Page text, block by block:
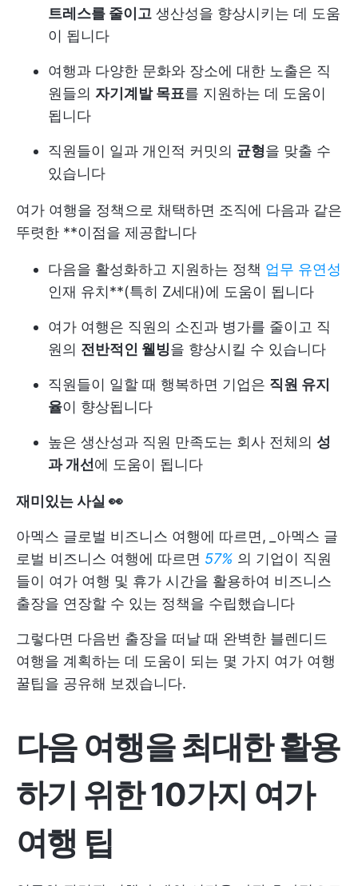
트레스를 줄이고 생산성을 향상시키는 데 도움
이 됩니다
여행과 다양한 문화와 장소에 대한 노출은 직
원들의 자기계발 목표를 지원하는 데 도움이
됩니다
직원들이 일과 개인적 커밋의 균형을 맞출 수
있습니다
여가 여행을 정책으로 채택하면 조직에 다음과 같은
뚜렷한 **이점을 제공합니다
다음을 활성화하고 지원하는 정책 업무 유연성
인재 유치**(특히 Z세대)에 도움이 됩니다
여가 여행은 직원의 소진과 병가를 줄이고 직
원의 전반적인 웰빙을 향상시킬 수 있습니다
직원들이 일할 때 행복하면 기업은 직원 유지
율이 향상됩니다
높은 생산성과 직원 만족도는 회사 전체의 성
과 개선 에 도움이 됩니다
재미있는 사실 👀
아멕스 글로벌 비즈니스 여행에 따르면,
아멕스 글
로벌 비즈니스 여행에 따르면 57% 의 기업이 직원
들이 여가 여행 및 휴가 시간을 활용하여 비즈니스
출장을 연장할 수 있는 정책을 수립했습니다
그렇다면 다음번 출장을 떠날 때 완벽한 블렌디드
여행을 계획하는 데 도움이 되는 몇 가지 여가 여행
꿀팁을 공유해 보겠습니다.
다음 여행을 최대한 활용
하기 위한 10가지 여가
여행 팁